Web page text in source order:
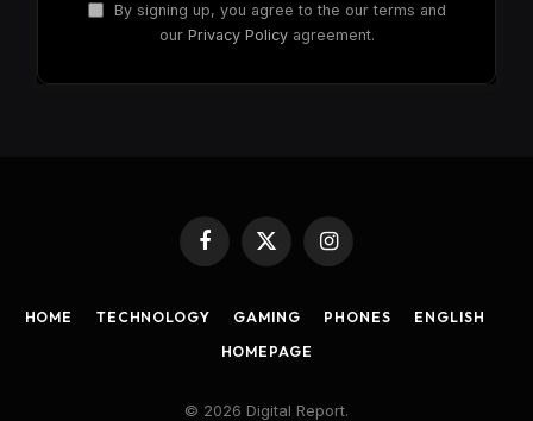
By signing up, you agree to the our terms and
our Privacy Policyagreement.
Facebook
X
Instagram
HOME TECHNOLOGY GAMING PHONES
ENGLISH
HOMEPAGE
© 2026 Digital Report.